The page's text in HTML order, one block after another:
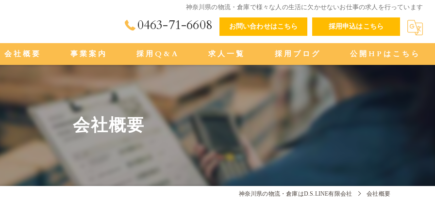
神奈川県の物流・倉庫で様々な人の生活に欠かせないお仕事の求人を行っています
0463-71-6608 お問い合わせはこちら 採用申込はこちら
会社概要
ジョン
める人物像
事業案内 採用Q&A 求人一覧 採用ブログ 公開HPはこちら
会社概要
神奈川県の物流・倉庫はD.S.LINE有限会社 会社概要